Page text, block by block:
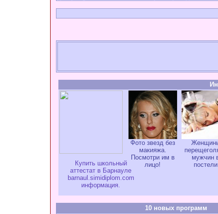
Купить школьный
аттестат в Барнауле
barnaul.simidiplom.com
информация.
Фото звезд без
макияжа.
Посмотри им в
лицо!
мужчин
постели
10 новых программ